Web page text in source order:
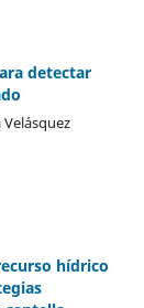
detectar
hídrico